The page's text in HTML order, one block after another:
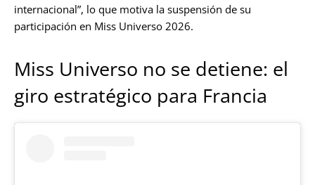
internacional”, lo que motiva la suspensión de su
participación en Miss Universo 2026.
Miss Universo no se detiene: el
giro estratégico para Francia